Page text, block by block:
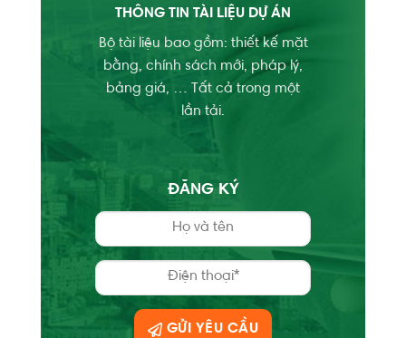
THÔNG TIN TÀI LIỆU DỰ ÁN
Bộ tài liệu bao gồm: thiết kế mặt
bằng, chính sách mới, pháp lý,
bảng giá, … Tất cả trong một
lần tải.
ĐĂNG KÝ
GỬI YÊU CẦU